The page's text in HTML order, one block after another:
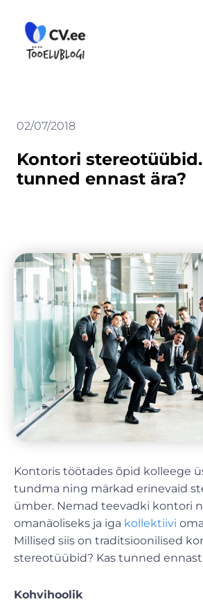
content
02/07/2018
Kontori
tunned ennast ära?
Kontoris töötades õpid kolleege
tundma ning märkad erinevaid
ümber. Nemad teevadki kontori
omanäoliseks ja iga kollektiivi
Millised siis on traditsioonilised
stereotüübid? Kas tunned ennast
Kohvihoolik